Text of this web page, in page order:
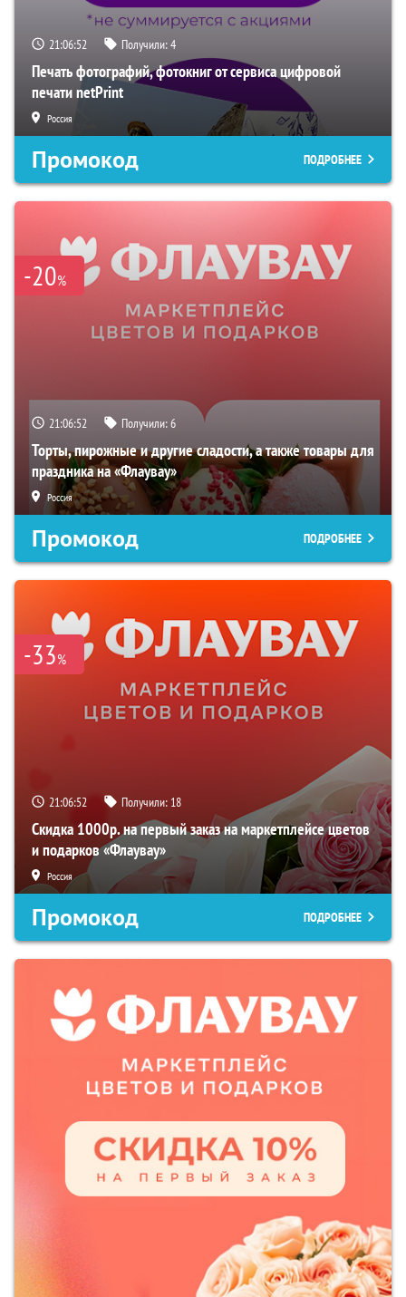
21:06:51 Получили:4
Печать фотографий, фотокниг от сервиса цифровой
печати netPrint
Россия
Промокод ПОДРОБНЕЕ
-20%
21:06:51 Получили:6
Торты, пирожные и другие сладости, а также товары для
праздника на «Флаувау»
Россия
Промокод ПОДРОБНЕЕ
-33%
21:06:51 Получили: 18
Скидка 1000р. на первый заказ на маркетплейсе цветов
и подарков «Флаувау»
Россия
Промокод ПОДРОБНЕЕ